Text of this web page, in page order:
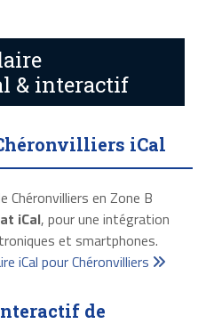
& interactif
iCal
Chéronvilliers en Zone B
iCal, pour une intégration
et smartphones.
iCal pour Chéronvilliers
de